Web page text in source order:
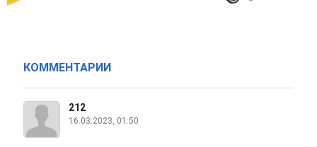
КОММЕНТАРИИ
212
16.03.2023, 01:50